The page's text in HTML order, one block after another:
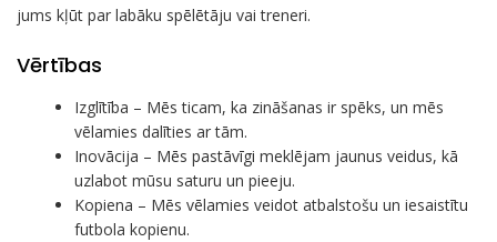
jums kļūt par labāku spēlētāju vai treneri.
Vērtības
Izglītība – Mēs ticam, ka zināšanas ir spēks, un mēs
vēlamies dalīties ar tām.
Inovācija – Mēs pastāvīgi meklējam jaunus veidus, kā
uzlabot mūsu saturu un pieeju.
Kopiena – Mēs vēlamies veidot atbalstošu un iesaistītu
futbola kopienu.